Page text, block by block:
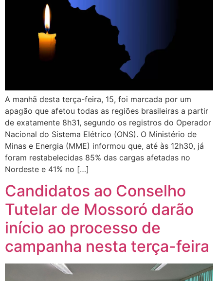
A manhã desta terça-feira, 15, foi marcada por um
apagão que afetou todas as regiões brasileiras a partir
de exatamente 8h31, segundo os registros do Operador
Nacional do Sistema Elétrico (ONS). O Ministério de
Minas e Energia (MME) informou que, até às 12h30, já
foram restabelecidas 85% das cargas afetadas no
Nordeste e 41% no […]
Candidatos ao Conselho
Tutelar de Mossoró darão
início ao processo de
campanha nesta terça-feira